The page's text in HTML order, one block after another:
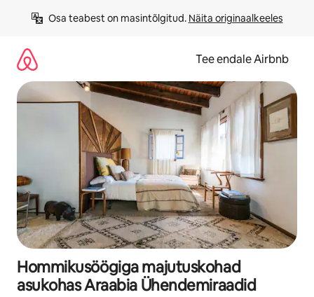
Osa teabest on masintõlgitud. Näita originaalkeeles
Tee endale Airbnb
Hommikusöögiga majutuskohad
asukohas Araabia Ühendemiraadid